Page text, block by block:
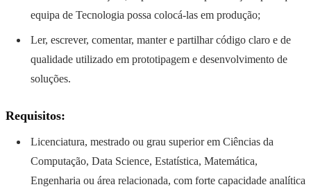
equipa de Tecnologia possa colocá-las em produção;
Ler, escrever, comentar, manter e partilhar código claro e de
qualidade utilizado em prototipagem e desenvolvimento de
soluções.
Requisitos:
Licenciatura, mestrado ou grau superior em Ciências da
Computação, Data Science, Estatística, Matemática,
Engenharia ou área relacionada, com forte capacidade analítica